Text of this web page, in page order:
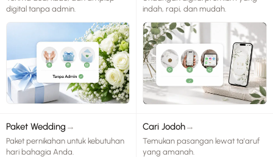
digital tanpa admin.
indah, rapi, dan mudah.
Paket Wedding →
Paket pernikahan untuk kebutuhan
hari bahagia Anda.
Cari Jodoh→
Temukan pasangan lewat ta'aruf
yang amanah.